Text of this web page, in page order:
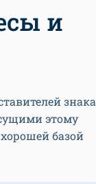
и
знака
этому
базой